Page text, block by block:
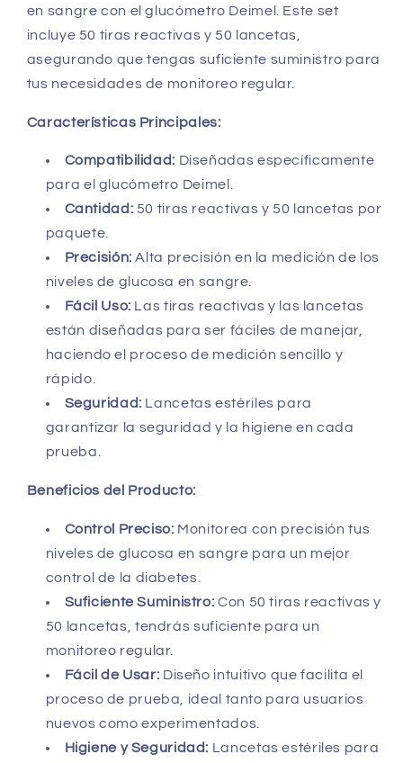
en sangre con el glucómetro Deimel. Este set
incluye 50 tiras reactivas y 50 lancetas,
asegurando que tengas suficiente suministro para
tus necesidades de monitoreo regular.
Características Principales:
Compatibilidad: Diseñadas específicamente
para el glucómetro Deimel.
Cantidad: 50 tiras reactivas y 50 lancetas por
paquete.
Precisión: Alta precisión en la medición de los
niveles de glucosa en sangre.
Fácil Uso: Las tiras reactivas y las lancetas
están diseñadas para ser fáciles de manejar,
haciendo el proceso de medición sencillo y
rápido.
Seguridad: Lancetas estériles para
garantizar la seguridad y la higiene en cada
prueba.
Beneficios del Producto:
Control Preciso: Monitorea con precisión tus
niveles de glucosa en sangre para un mejor
control de la diabetes.
Suficiente Suministro: Con 50 tiras reactivas y
50 lancetas, tendrás suficiente para un
monitoreo regular.
Fácil de Usar: Diseño intuitivo que facilita el
proceso de prueba, ideal tanto para usuarios
nuevos como experimentados.
Higiene y Seguridad: Lancetas estériles para